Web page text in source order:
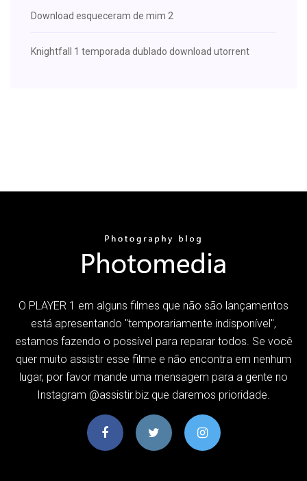
Download esqueceram de mim 2
Knightfall 1 temporada dublado download utorrent
O PLAYER 1 em alguns filmes que não são lançamentos
está apresentando "temporariamente indisponível",
estamos fazendo o possível para reparar todos. Se você
quer muito assistir esse filme e não encontra em nenhum
lugar, por favor mande uma mensagem para a gente no
Instagram @assistir.biz que daremos prioridade.